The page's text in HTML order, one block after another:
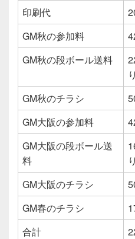
印刷代
GM秋の参加料
GM秋の段ボール送料
GM秋のチラシ
GM大阪の参加料
GM大阪の段ボール送
料
GM大阪のチラシ
GM春のチラシ
合計